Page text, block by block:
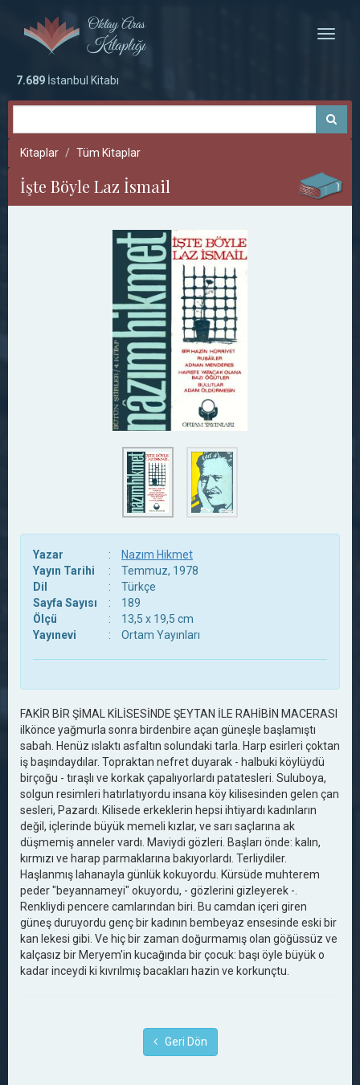
Toggle
7.689 İstanbul Kitabı
Kitaplar Tüm Kitaplar
İşte Böyle Laz İsmail
Yazar :
Nazım Hikmet
Yayın Tarihi
:
Temmuz, 1978
Dil
:
Türkçe
Sayfa Sayısı
:
189
Ölçü
:
13,5 x 19,5 cm
Yayınevi
: Ortam Yayınları
FAKİR BİR ŞİMAL KİLİSESİNDE ŞEYTAN İLE RAHİBİN MACERASI
ilkönce yağmurla sonra birdenbire açan güneşle başlamıştı
sabah. Henüz ıslaktı asfaltın solundaki tarla. Harp esirleri çoktan
iş başındaydılar. Topraktan nefret duyarak - halbuki köylüydü
birçoğu - tıraşlı ve korkak çapalıyorlardı patatesleri. Suluboya,
solgun resimleri hatırlatıyordu insana köy kilisesinden gelen çan
sesleri, Pazardı. Kilisede erkeklerin hepsi ihtiyardı kadınların
değil, içlerinde büyük memeli kızlar, ve sarı saçlarına ak
düşmemiş anneler vardı. Maviydi gözleri. Başları önde: kalın,
kırmızı ve harap parmaklarına bakıyorlardı. Terliydiler.
Haşlanmış lahanayla günlük kokuyordu. Kürsüde muhterem
peder "beyannameyi" okuyordu, - gözlerini gizleyerek -.
Renkliydi pencere camlarından biri. Bu camdan içeri giren
güneş duruyordu genç bir kadının bembeyaz ensesinde eski bir
kan lekesi gibi. Ve hiç bir zaman doğurmamış olan göğüssüz ve
kalçasız bir Meryem'in kucağında bir çocuk: başı öyle büyük o
kadar inceydi ki kıvrılmış bacakları hazin ve korkunçtu.
Geri Dön